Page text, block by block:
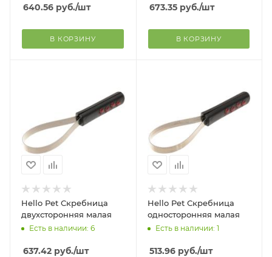
640.56 руб./шт
В КОРЗИНУ
673.35руб./шт
В КОРЗИНУ
Hello Pet Скребница
двухсторонняя малая
Есть в наличии: 6
637.42 руб./шт
Hello Pet Скребница
односторонняя малая
Есть в наличии: 1
513.96руб./шт